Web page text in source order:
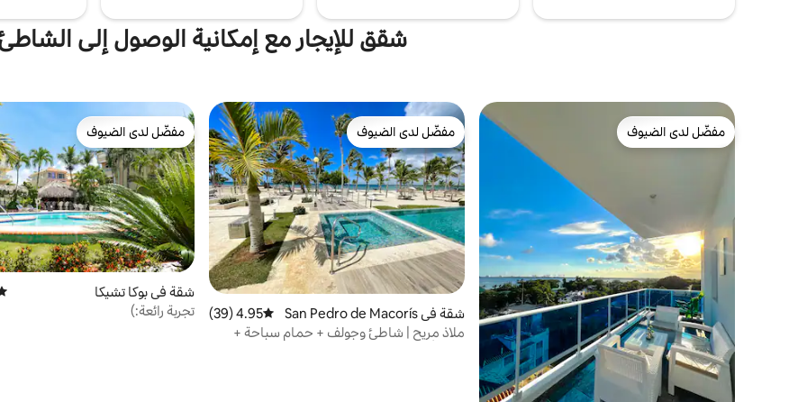
شقق للإيجار مع إمكانية الوصول إلى
مفضّل لدى الضيوف
مفضّل لدى الضيوف
مفضّل لدى الضيوف
مفضّل لدى الضيوف
شقة في San Pedro de Macorís متوسط التقييم 4.95 من 5، 39 مراجعات
4.95 (39)
ملاذ مريح | شاطئ وجولف + حمام سباحة +
مفضّل لدى الضيوف
مفضّل لدى الضيوف
شقة في بوكا تشيكا
تجربة رائعة:)